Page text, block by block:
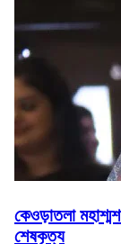
কেওড়াতলা
শেষকৃত্য